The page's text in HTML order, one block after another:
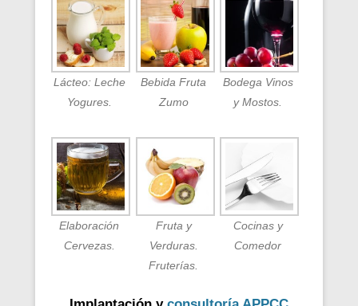
Lácteo: Leche
Yogures.
Bebida Fruta
Zumo
Bodega Vinos
y Mostos.
Elaboración
Cervezas.
Fruta y
Verduras.
Fruterías.
Cocinas y
Comedor